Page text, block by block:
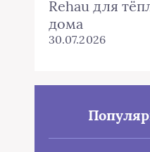
Rehau для
дома
30.07.2026